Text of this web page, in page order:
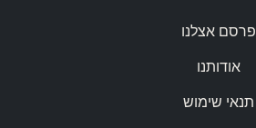
פרסם אצלנו
אודותנו
תנאי שימוש